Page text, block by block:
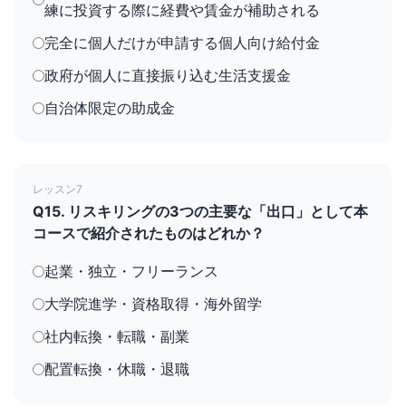
練に投資する際に経費や賃金が補助される
完全に個人だけが申請する個人向け給付金
政府が個人に直接振り込む生活支援金
自治体限定の助成金
レッスン7
Q15. リスキリングの3つの主要な「出口」として本
コースで紹介されたものはどれか？
起業・独立・フリーランス
大学院進学・資格取得・海外留学
社内転換・転職・副業
配置転換・休職・退職